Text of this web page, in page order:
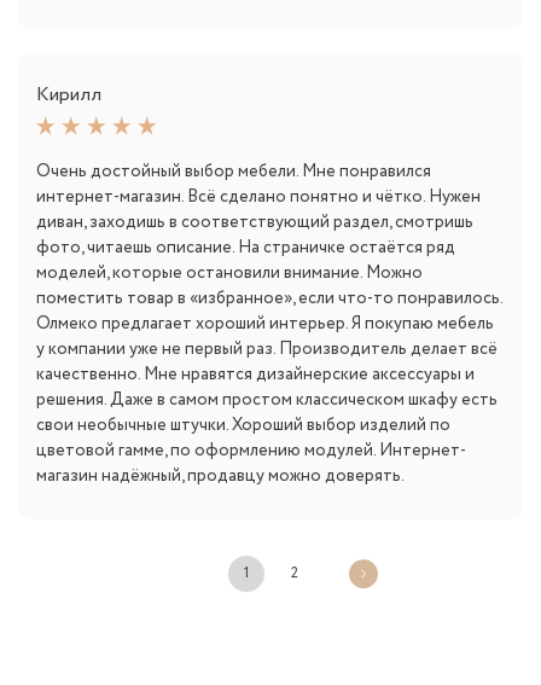
Кирилл
Очень достойный выбор мебели. Мне понравился
интернет-магазин. Всё сделано понятно и чётко. Нужен
диван, заходишь в соответствующий раздел, смотришь
фото, читаешь описание. На страничке остаётся ряд
моделей, которые остановили внимание. Можно
поместить товар в «избранное», если что-то понравилось.
Олмеко предлагает хороший интерьер. Я покупаю мебель
у компании уже не первый раз. Производитель делает всё
качественно. Мне нравятся дизайнерские аксессуары и
решения. Даже в самом простом классическом шкафу есть
свои необычные штучки. Хороший выбор изделий по
цветовой гамме, по оформлению модулей. Интернет-
магазин надёжный, продавцу можно доверять.
1 2